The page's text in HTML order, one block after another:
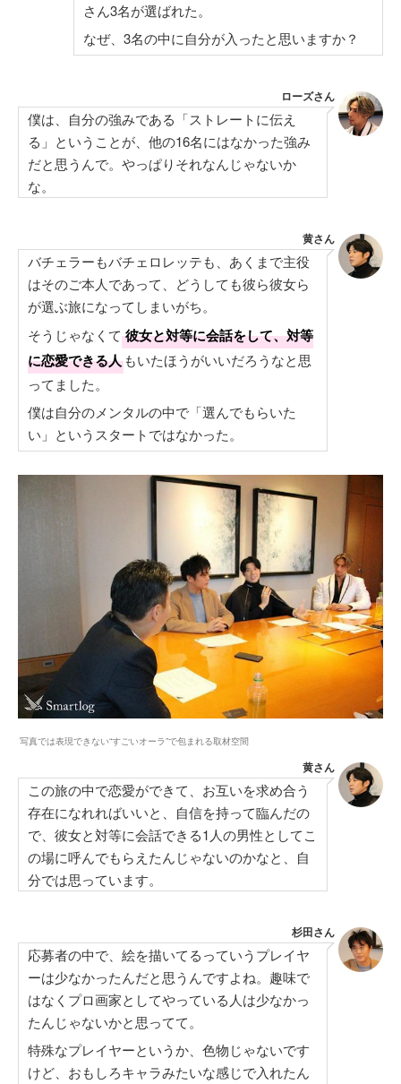
さん3名が選ばれた。
なぜ、3名の中に自分が入ったと思いますか？
ローズさん
僕は、自分の強みである「ストレートに伝え
る」ということが、他の16名にはなかった強み
だと思うんで。やっぱりそれなんじゃないか
な。
黄さん
バチェラーもバチェロレッテも、あくまで主役
はそのご本人であって、どうしても彼ら彼女ら
が選ぶ旅になってしまいがち。
そうじゃなくて 彼女と対等に会話をして、対等
に恋愛できる人 もいたほうがいいだろうなと思
ってました。
僕は自分のメンタルの中で「選んでもらいた
い」というスタートではなかった。
写真では表現できない“すごいオーラ”で包まれる取材空間
黄さん
この旅の中で恋愛ができて、お互いを求め合う
存在になれればいいと、自信を持って臨んだの
で、彼女と対等に会話できる1人の男性としてこ
の場に呼んでもらえたんじゃないのかなと、自
分では思っています。
杉田さん
応募者の中で、絵を描いてるっていうプレイヤ
ーは少なかったんだと思うんですよね。趣味で
はなくプロ画家としてやっている人は少なかっ
たんじゃないかと思ってて。
特殊なプレイヤーというか、色物じゃないです
けど、おもしろキャラみたいな感じで入れたん